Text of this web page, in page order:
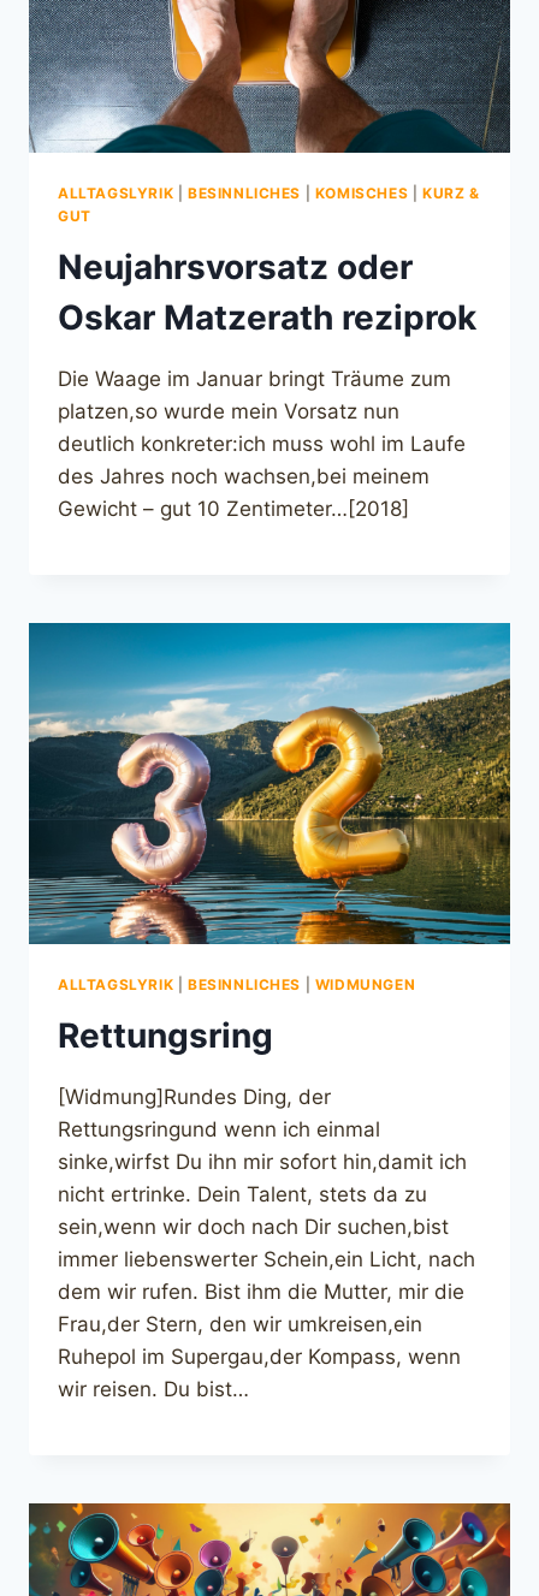
ALLTAGSLYRIK BESINNLICHES KOMISCHES |KURZ &
GUT
Neujahrsvorsatz oder
Oskar Matzerath reziprok
Die Waage im Januar bringt Träume zum
platzen,so wurde mein Vorsatz nun
deutlich konkreter:ich muss wohl im Laufe
des Jahres noch wachsen,bei meinem
Gewicht – gut 10 Zentimeter…[2018]
ALLTAGSLYRIK BESINNLICHES WIDMUNGEN
Rettungsring
[Widmung]Rundes Ding, der
Rettungsringund wenn ich einmal
sinke,wirfst Du ihn mir sofort hin,damit ich
nicht ertrinke. Dein Talent, stets da zu
sein,wenn wir doch nach Dir suchen,bist
immer liebenswerter Schein,ein Licht, nach
dem wir rufen. Bist ihm die Mutter, mir die
Frau,der Stern, den wir umkreisen,ein
Ruhepol im Supergau,der Kompass, wenn
wir reisen. Du bist…